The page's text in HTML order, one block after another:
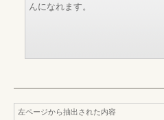
んになれます。
左ページから抽出された内容